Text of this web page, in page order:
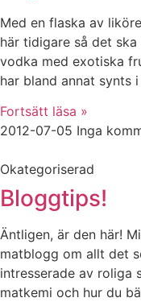
Med en flaska av
här tidigare så det
vodka med exotiska
har bland annat synts i
Fortsätt läsa »
2012-07-05 Inga
Okategoriserad
Bloggtips!
Äntligen, är den här!
matblogg om allt det
intresserade av roliga
matkemi och hur du